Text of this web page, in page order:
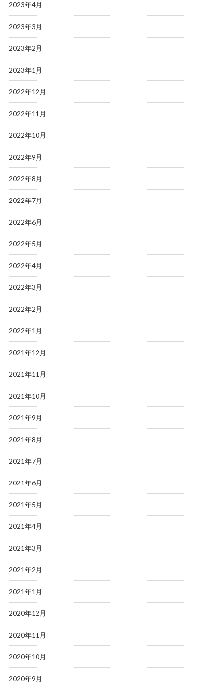
2023年4月
2023年3月
2023年2月
2023年1月
2022年12月
2022年11月
2022年10月
2022年9月
2022年8月
2022年7月
2022年6月
2022年5月
2022年4月
2022年3月
2022年2月
2022年1月
2021年12月
2021年11月
2021年10月
2021年9月
2021年8月
2021年7月
2021年6月
2021年5月
2021年4月
2021年3月
2021年2月
2021年1月
2020年12月
2020年11月
2020年10月
2020年9月